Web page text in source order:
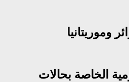
وموريتانيا
الخاصة بحالات